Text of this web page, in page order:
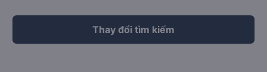
Thay đổi tìm kiếm